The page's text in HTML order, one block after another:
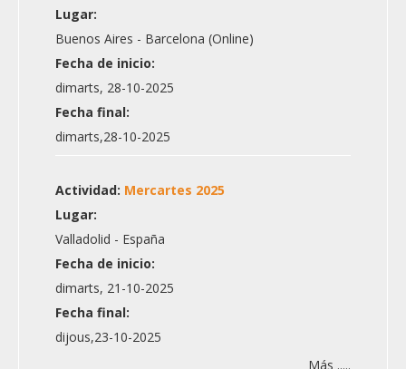
Lugar:
Buenos Aires - Barcelona (Online)
Fecha de inicio:
dimarts, 28-10-2025
Fecha final:
dimarts,28-10-2025
Actividad: Mercartes 2025
Lugar:
Valladolid - España
Fecha de inicio:
dimarts, 21-10-2025
Fecha final:
dijous,23-10-2025
Más .....